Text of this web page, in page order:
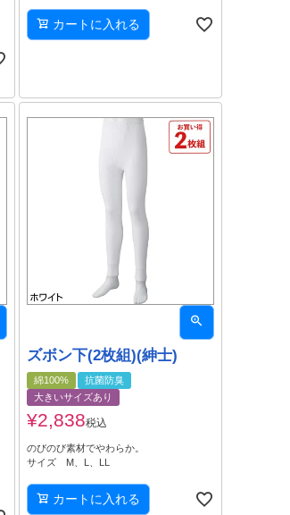
カートに入れる
ズボン下(2枚組)(紳士)
綿100%
抗菌防臭
大きいサイズあり
¥2,838税込
のびのび素材でやわらか。
サイズ M、L、LL
カートに入れる